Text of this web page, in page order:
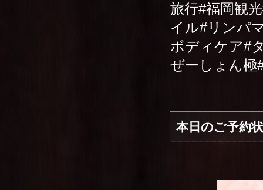
旅行#福岡観
イル#リンパ
ボディケア#
ぜーしょん極
本日のご予約